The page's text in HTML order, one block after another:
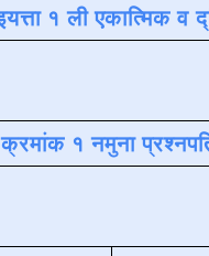
१ ली एकात्मिक व
१ नमुना